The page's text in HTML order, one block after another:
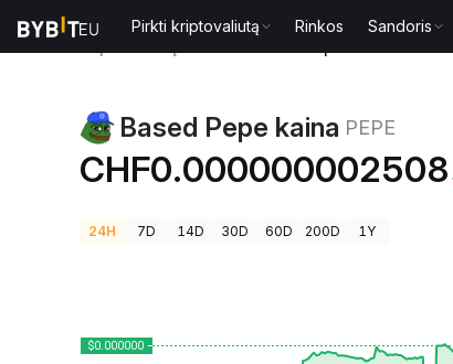
Pirkti kriptovaliutą Rinkos Sandoris
Based Pepe kaina PEPE
CHF0.000000002508
24H 7D 14D 30D 60D 200D 1Y